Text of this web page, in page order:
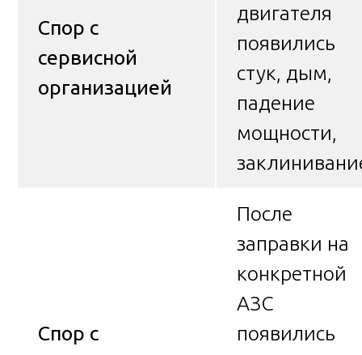
Спор с
сервисной
организацией
двигателя
появились
стук, дым,
падение
мощности,
Спор с
После
заправки на
конкретной
АЗС
появились